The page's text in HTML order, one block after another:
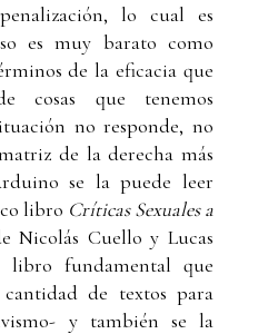
lo cual es
es muy barato como
de la eficacia que
cosas que tenemos
no responde, no
de la derecha más
se la puede leer
libro Críticas Sexuales a
Nicolás Cuello y Lucas
libro fundamental que
de textos para
y también se la